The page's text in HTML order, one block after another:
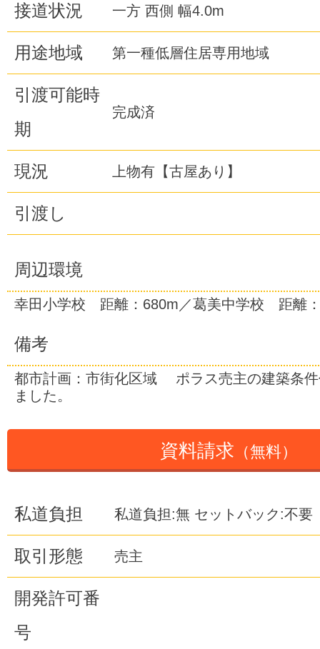
接道状況 一方 西側 幅4.0m
用途地域 第一種低層住居専用地域
引渡可能時
期
完成済
現況 上物有【古屋あり】
引渡し
周辺環境
幸田小学校 距離：680m／葛美中学校 距離
備考
都市計画：市街化区域 ポラス売主の建築条件
ました。
資料請求 （無料）
私道負担 私道負担:無 セットバック:不要
取引形態 売主
開発許可番
号